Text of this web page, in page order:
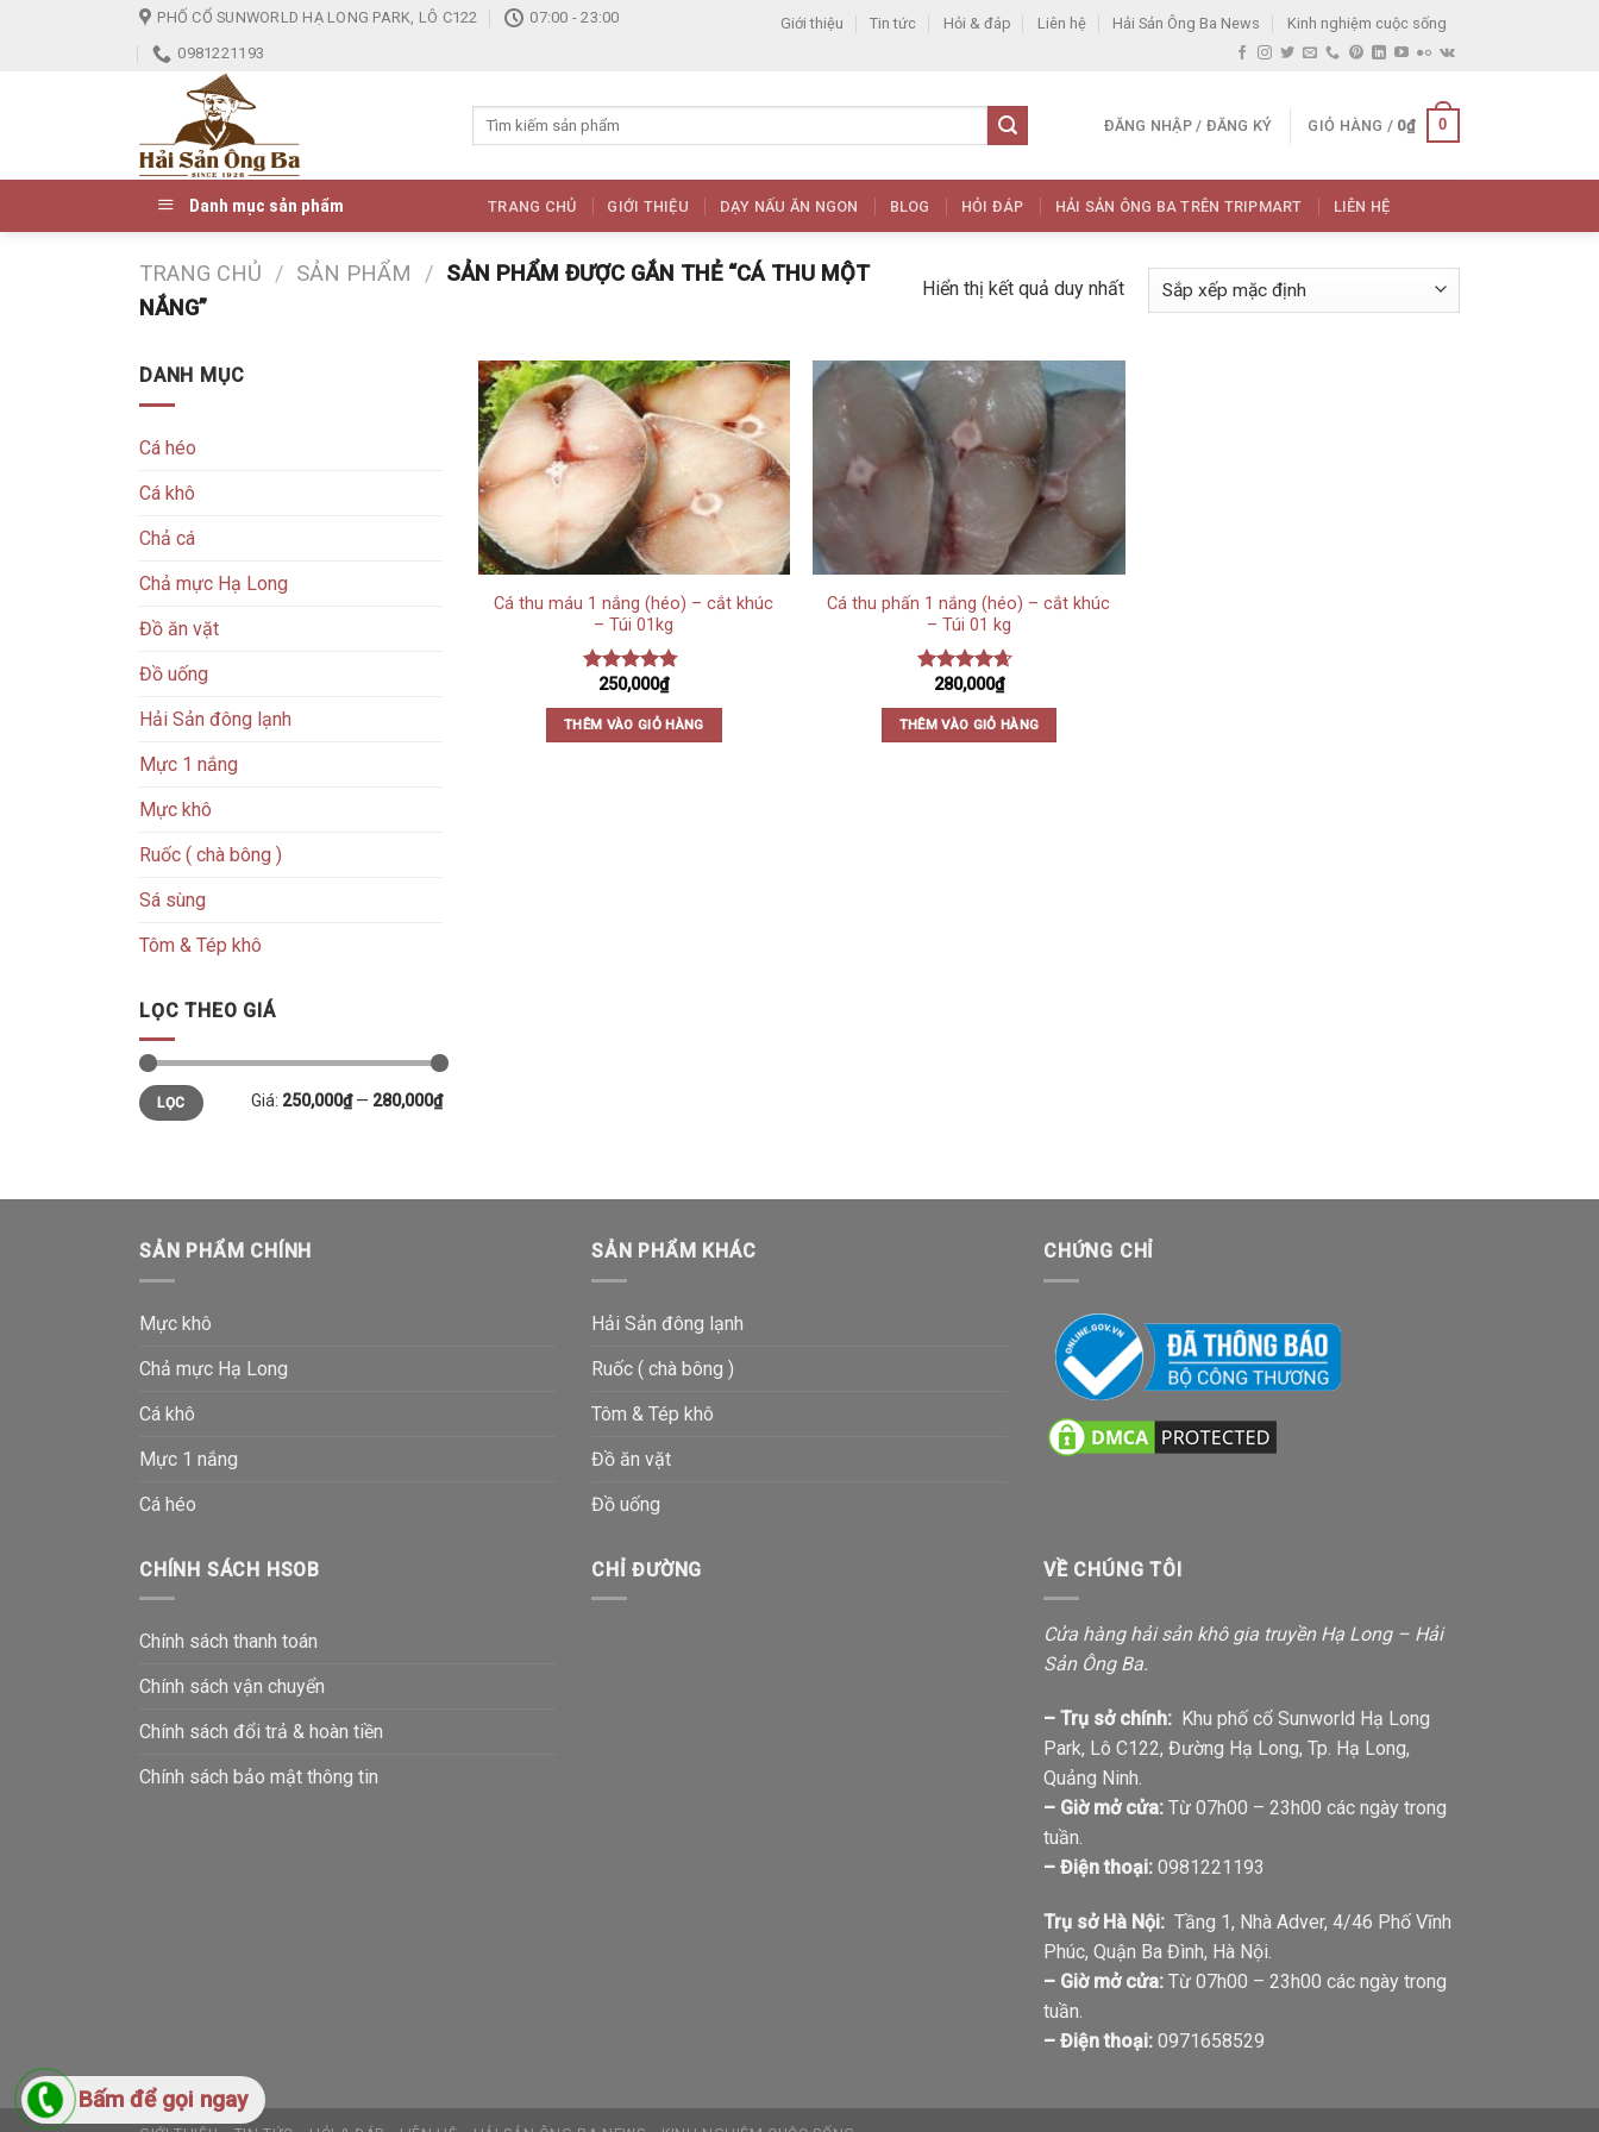
PHỐ CỔ SUNWORLD HẠ LONG PARK, LÔ C122
07:00 - 23:00
0981221193
Giới thiệu Tin tức Hỏi & đáp Liên hệ Hải Sản Ông Ba News Kinh nghiệm cuộc sống
ĐĂNG NHẬP / ĐĂNG KÝ GIỎ HÀNG / 0₫ 0
Danh mục sản phẩm TRANG CHỦ GIỚI THIỆU DẠY NẤU ĂN NGON BLOG HỎI ĐÁP HẢI SẢN ÔNG BA TRÊN TRIPMART LIÊN HỆ
TRANG CHỦ / SẢN PHẨM / SẢN PHẨM ĐƯỢC GẮN THẺ “CÁ THU MỘT
NẮNG”
Hiển thị kết quả duy nhất
DANH MỤC
Cá héo
Cá khô
Chả cá
Chả mực Hạ Long
Đồ ăn vặt
Đồ uống
Hải Sản đông lạnh
Mực 1 nắng
Mực khô
Ruốc ( chà bông )
Sá sùng
Tôm & Tép khô
LỌC THEO GIÁ
Giá
tối
thiểu
Giá
tối
đa
LỌC Giá: 250,000₫— 280,000₫
Cá thu máu 1 nắng (héo) – cắt khúc
– Túi 01kg
Được xếp
hạng4.50
5 sao
250,000₫
THÊM VÀO GIỎ HÀNG
Cá thu phấn 1 nắng (héo) – cắt khúc
– Túi 01 kg
Được xếp
hạng4.33
5 sao
280,000₫
THÊM VÀO GIỎ HÀNG
SẢN PHẨM CHÍNH
Mực khô
Chả mực Hạ Long
Cá khô
Mực 1 nắng
Cá héo
SẢN PHẨM KHÁC
Hải Sản đông lạnh
Ruốc ( chà bông )
Tôm & Tép khô
Đồ ăn vặt
Đồ uống
CHỨNG CHỈ
CHÍNH SÁCH HSOB
Chính sách thanh toán
Chính sách vận chuyển
Chính sách đổi trả & hoàn tiền
Chính sách bảo mật thông tin
CHỈ ĐƯỜNG VỀ CHÚNG TÔI
Cửa hàng hải sản khô gia truyền Hạ Long – Hải
Sản Ông Ba.
– Trụ sở chính:Khu phố cổ Sunworld Hạ Long
Park, Lô C122, Đường Hạ Long, Tp. Hạ Long,
Quảng Ninh.
– Giờ mở cửa:Từ 07h00 – 23h00 các ngày trong
tuần.
– Điện thoại:0981221193
Trụ sở Hà Nội:Tầng 1, Nhà Adver, 4/46 Phố Vĩnh
Phúc, Quận Ba Đình, Hà Nội.
– Giờ mở cửa:Từ 07h00 – 23h00 các ngày trong
tuần.
– Điện thoại:0971658529
Bấm để gọi ngay